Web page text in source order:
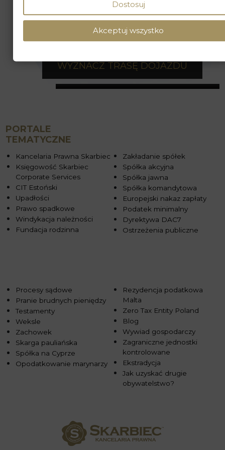
WYZNACZ TRASĘ DOJAZDU
PORTALE
TEMATYCZNE
Kancelaria Prawna Skarbiec
Księgowość Skarbiec
Corporate Services
CIT Estoński
Upadłości
Prawo spadkowe
Windykacja należności
Fundacja rodzinna
Zakładanie spółek
Spółka akcyjna
Spółka jawna
Spółka komandytowa
Europejski nakaz zapłaty
Podatek minimalny
Dyrektywa DAC7
Ostrzeżenia publiczne
Procesy sądowe
Pranie brudnych pieniędzy
Testamenty
Weksle
Zachowek
Skarga pauliańska
Spółka na Cyprze
Opodatkowanie marynarzy
Rezydencja podatkowa
Malta
Zero Tax Entity Poland
Blog
Wywiad gospodarczy
Zagraniczne jednostki
kontrolowane
Ekstradycja
Jak uzyskać drugie
obywatelstwo?
Dostosuj
Akceptuj wszystko